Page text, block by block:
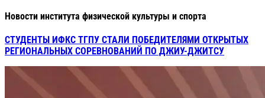
Новости института физической культуры и спорта
СТУДЕНТЫ ИФКС ТГПУ СТАЛИ ПОБЕДИТЕЛЯМИ ОТКРЫТЫХ
РЕГИОНАЛЬНЫХ СОРЕВНОВАНИЙ ПО ДЖИУ-ДЖИТСУ